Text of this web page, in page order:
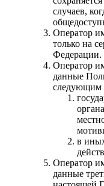
случаев,
Оператор
только на
Федерации.
Оператор
данные
следующим
в
Оператор
данные